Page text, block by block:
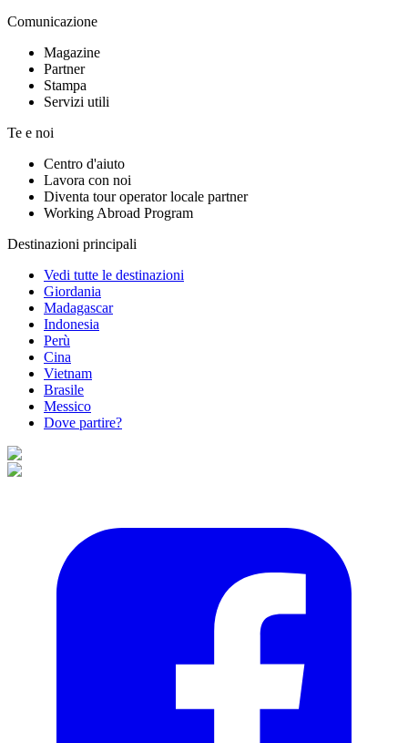
Comunicazione
Magazine
Partner
Stampa
Servizi utili
Te e noi
Centro d'aiuto
Lavora con noi
Diventa tour operator locale partner
Working Abroad Program
Destinazioni principali
Vedi tutte le destinazioni
Giordania
Madagascar
Indonesia
Perù
Cina
Vietnam
Brasile
Messico
Dove partire?